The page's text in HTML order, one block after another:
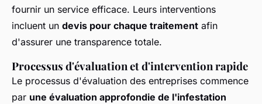
fournir un service efficace. Leurs interventions
incluent un devis pour chaque traitement afin
d'assurer une transparence totale.
Processus d'évaluation et d'intervention rapide
Le processus d'évaluation des entreprises commence
par une évaluation approfondie de l'infestation